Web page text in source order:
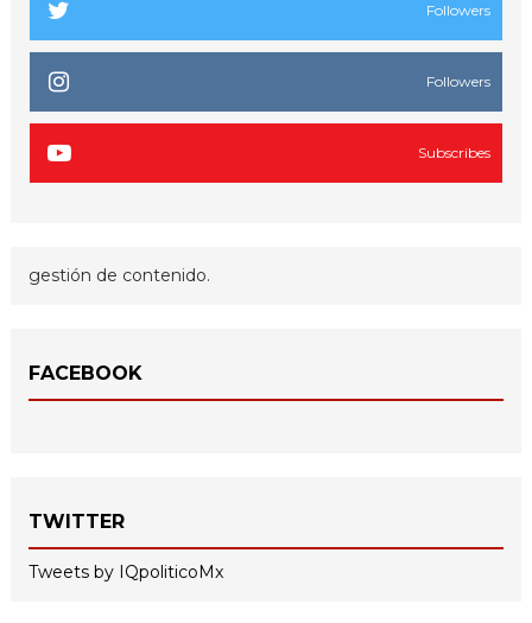
Followers
Followers
Subscribes
gestión de contenido.
FACEBOOK
TWITTER
Tweets by IQpoliticoMx